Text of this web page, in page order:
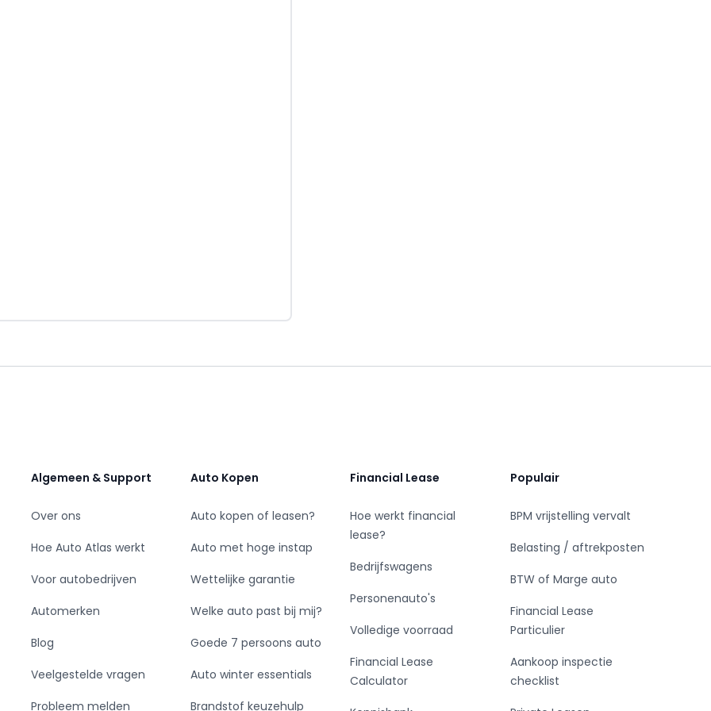
Algemeen & Support
Over ons
Hoe Auto Atlas werkt
Voor autobedrijven
Automerken
Blog
Veelgestelde vragen
Probleem melden
Auto Kopen
Auto kopen of leasen?
Auto met hoge instap
Wettelijke garantie
Welke auto past bij mij?
Goede 7 persoons auto
Auto winter essentials
Brandstof keuzehulp
Financial Lease
Hoe werkt financial
lease?
Bedrijfswagens
Personenauto's
Volledige voorraad
Financial Lease
Calculator
Populair
BPM vrijstelling vervalt
Belasting / aftrekposten
BTW of Marge auto
Financial Lease
Particulier
Aankoop inspectie
checklist